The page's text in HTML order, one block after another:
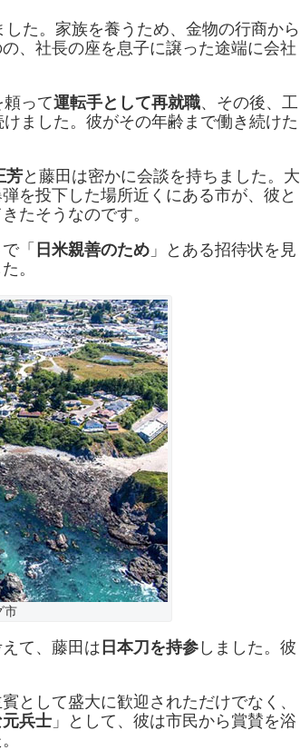
した。家族を養うため、金物の行商から
、社長の座を息子に譲った途端に会社
って運転手として再就職、その後、工
けました。彼がその年齢まで働き続けた
芳と藤田は密かに会談を持ちました。大
を投下した場所近くにある市が、彼と
たそうなのです。
「 日米親善のため 」とある招待状を見
。
市
て、藤田は 日本刀を持参 しました。彼
として盛大に歓迎されただけでなく、
兵士 」として、彼は市民から賞賛を浴